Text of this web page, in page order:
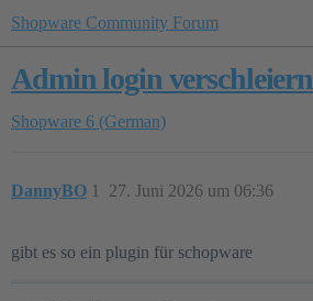
Shopware Community Forum
Admin login verschleiern
Shopware 6 (German)
DannyBO 27. Juni 2026 um 06:36
1
gibt es so ein plugin für schopware